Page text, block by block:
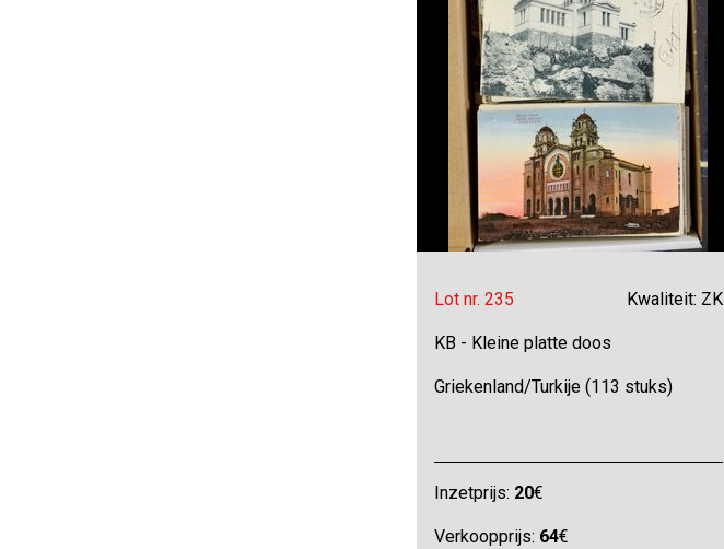
Lot nr. 235 Kwaliteit: ZK
KB - Kleine platte doos
Griekenland/Turkije (113 stuks)
Inzetprijs: 20€
Verkoopprijs: 64€